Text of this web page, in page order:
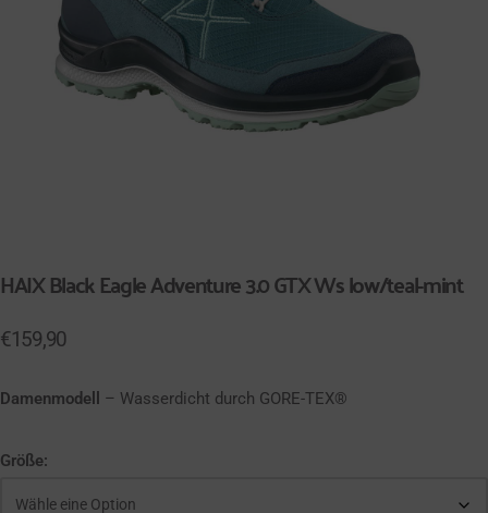
HAIX Black Eagle Adventure 3.0 GTX Ws low/teal-mint
€159,90
Damenmodell – Wasserdicht durch GORE-TEX®
Größe: